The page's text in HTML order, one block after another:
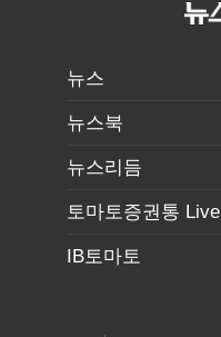
뉴스
뉴스북
뉴스리듬
토마토증권통 Live
IB토마토